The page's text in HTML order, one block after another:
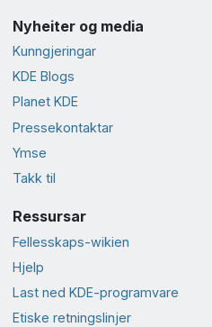
Nyheiter og media
Kunngjeringar
KDE Blogs
Planet KDE
Presse­kontaktar
Ymse
Takk til
Ressursar
Fellesskaps-wikien
Hjelp
Last ned KDE-programvare
Etiske retningslinjer